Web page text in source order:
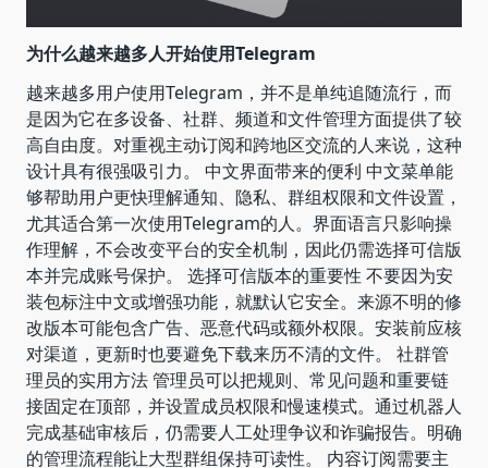
为什么越来越多人开始使用Telegram
越来越多用户使用Telegram，并不是单纯追随流行，而
是因为它在多设备、社群、频道和文件管理方面提供了较
高自由度。对重视主动订阅和跨地区交流的人来说，这种
设计具有很强吸引力。 中文界面带来的便利 中文菜单能
够帮助用户更快理解通知、隐私、群组权限和文件设置，
尤其适合第一次使用Telegram的人。界面语言只影响操
作理解，不会改变平台的安全机制，因此仍需选择可信版
本并完成账号保护。 选择可信版本的重要性 不要因为安
装包标注中文或增强功能，就默认它安全。来源不明的修
改版本可能包含广告、恶意代码或额外权限。安装前应核
对渠道，更新时也要避免下载来历不清的文件。 社群管
理员的实用方法 管理员可以把规则、常见问题和重要链
接固定在顶部，并设置成员权限和慢速模式。通过机器人
完成基础审核后，仍需要人工处理争议和诈骗报告。明确
的管理流程能让大型群组保持可读性。 内容订阅需要主